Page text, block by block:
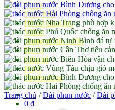
Home
Sản phẩm
Hồ sơ năng lực
Video
Trang trí sân vườn
Đại lý
Liên hệ
FQA
Tuyển dụng
0 ₫
Trang chủ / Đài phun nước / Đài